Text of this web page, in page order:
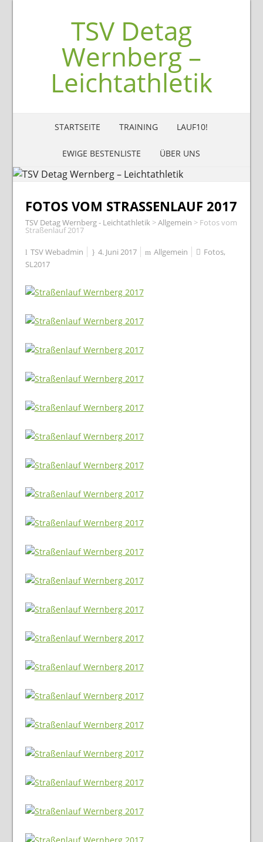
TSV Detag
Wernberg –
Leichtathletik
STARTSEITE TRAINING LAUF10!
EWIGE BESTENLISTE ÜBER UNS
FOTOS VOM STRASSENLAUF 2017
TSV Detag Wernberg - Leichtathletik>Allgemein > Fotos vom
Straßenlauf 2017
TSV Webadmin 4. Juni 2017 Allgemein Fotos,
SL2017